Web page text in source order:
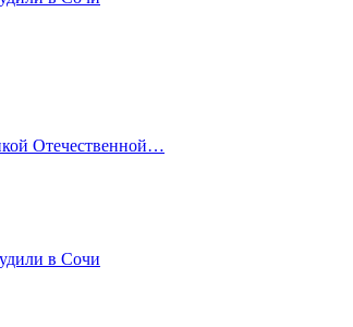
Отечественной…
в Сочи